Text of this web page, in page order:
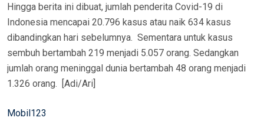
Hingga berita ini dibuat, jumlah penderita Covid-19 di
Indonesia mencapai 20.796 kasus atau naik 634 kasus
dibandingkan hari sebelumnya. Sementara untuk kasus
sembuh bertambah 219 menjadi 5.057 orang. Sedangkan
jumlah orang meninggal dunia bertambah 48 orang menjadi
1.326 orang. [Adi/Ari]
Mobil123